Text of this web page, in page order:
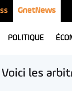
GnetNews
POLITIQUE
les